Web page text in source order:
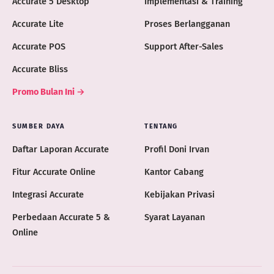
Accurate Lite
Accurate POS
Accurate Bliss
Promo Bulan Ini →
Proses Berlangganan
Support After-Sales
SUMBER DAYA
Daftar Laporan Accurate
Fitur Accurate Online
Integrasi Accurate
Perbedaan Accurate 5 &
Online
TENTANG
Profil Doni Irvan
Kantor Cabang
Kebijakan Privasi
Syarat Layanan